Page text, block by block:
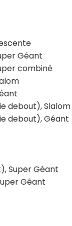
Géant
combiné
debout), Slalom
debout), Géant
Super Géant
Géant